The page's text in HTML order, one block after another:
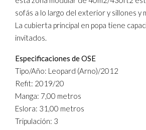
sofás a lo largo del exterior y sillones y
La cubierta principal en popa tiene
invitados.
Especificaciones de OSE
Tipo/Año: Leopard (Arno)/2012
Refit: 2019/20
Manga: 7,00 metros
Eslora: 31,00 metros
Tripulación: 3